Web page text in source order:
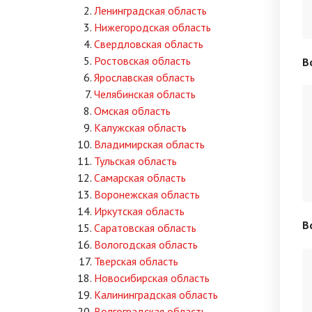
Ленинградская область
Нижегородская область
Свердловская область
Ростовская область
Ярославская область
Челябинская область
Омская область
Калужская область
Владимирская область
Тульская область
Самарская область
Воронежская область
Иркутская область
Саратовская область
Вологодская область
Тверская область
Новосибирская область
Калининградская область